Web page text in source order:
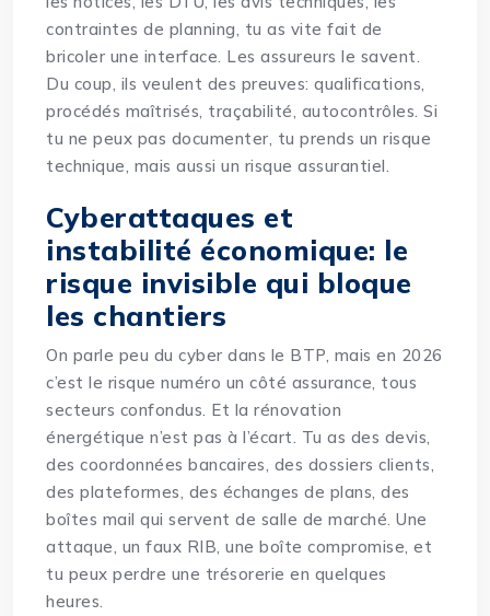
contraintes de planning, tu as vite fait de
bricoler une interface. Les assureurs le savent.
Du coup, ils veulent des preuves: qualifications,
procédés maîtrisés, traçabilité, autocontrôles. Si
tu ne peux pas documenter, tu prends un risque
technique, mais aussi un risque assurantiel.
Cyberattaques et
instabilité économique: le
risque invisible qui bloque
les chantiers
On parle peu du cyber dans le BTP, mais en 2026
c’est le risque numéro un côté assurance, tous
secteurs confondus. Et la rénovation
énergétique n’est pas à l’écart. Tu as des devis,
des coordonnées bancaires, des dossiers clients,
des plateformes, des échanges de plans, des
boîtes mail qui servent de salle de marché. Une
attaque, un faux RIB, une boîte compromise, et
tu peux perdre une trésorerie en quelques
heures.